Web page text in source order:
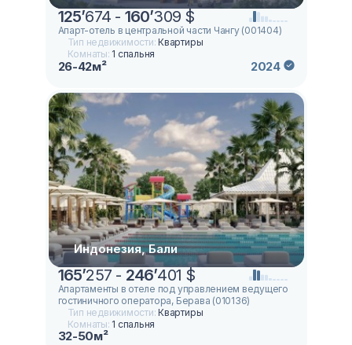
125’674 - 160’309 $
Апарт-отель в центральной части Чангу (001404)
Тип недвижимости:Квартиры
Комнаты: 1 спальня
26-42м² 2024
Индонезия, Бали
165’257 - 246’401 $
Апартаменты в отеле под управлением ведущего
гостиничного оператора, Берава (010136)
Тип недвижимости:Квартиры
Комнаты: 1 спальня
32-50м²